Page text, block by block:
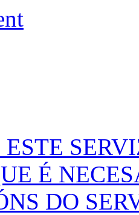
ESTE
É
DO